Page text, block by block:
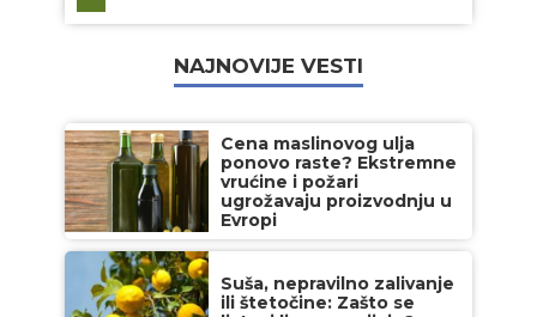
NAJNOVIJE VESTI
Cena maslinovog ulja
ponovo raste? Ekstremne
vrućine i požari
ugrožavaju proizvodnju u
Evropi
Suša, nepravilno zalivanje
ili štetočine: Zašto se